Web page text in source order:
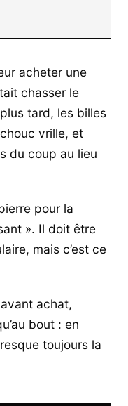
acheter une
chasser le
tard, les billes
vrille, et
du coup au lieu
pour la
». Il doit être
mais c’est ce
achat,
bout : en
toujours la